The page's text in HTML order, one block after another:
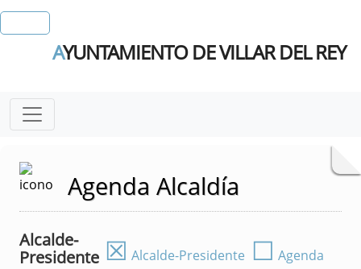
AYUNTAMIENTO DE VILLAR DEL REY
Agenda Alcaldía
Alcalde-
Presidente ☒ Alcalde-Presidente ☐ Agenda